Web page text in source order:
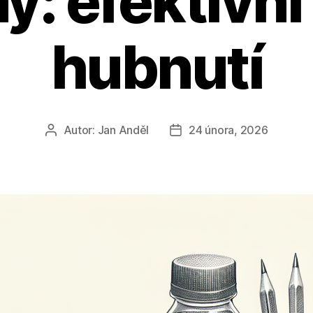
hubnutí
AutorAutor: Jan Anděl
Datum
24 února, 2026